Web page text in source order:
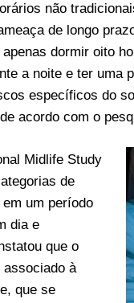
não
de longo
dormir oito
a noite e ter uma
específicos do
acordo com o
Midlife Study
de
um período
dia e
que o
associado à
que se